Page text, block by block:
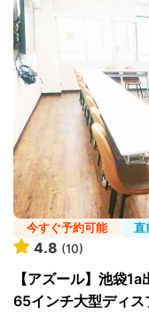
今すぐ予約可能 直
4.8 (10)
【アズール】池袋
65インチ大型ディ